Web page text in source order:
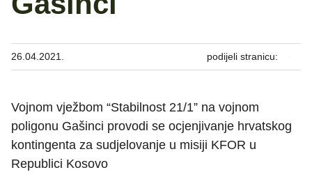
26.04.2021. podijeli stranicu:
Vojnom vježbom “Stabilnost 21/1” na vojnom
poligonu Gašinci provodi se ocjenjivanje hrvatskog
kontingenta za sudjelovanje u misiji KFOR u
Republici Kosovo